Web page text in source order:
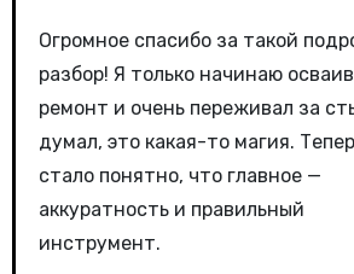
Огромное спасибо за такой
разбор! Я только начинаю
ремонт и очень переживал за
думал, это какая-то магия.
стало понятно, что главное —
аккуратность и правильный
инструмент.